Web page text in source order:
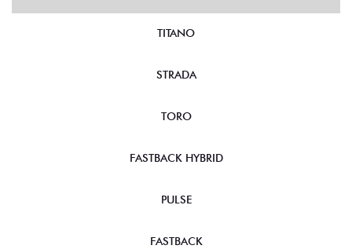
TITANO
STRADA
TORO
FASTBACK HYBRID
PULSE
FASTBACK